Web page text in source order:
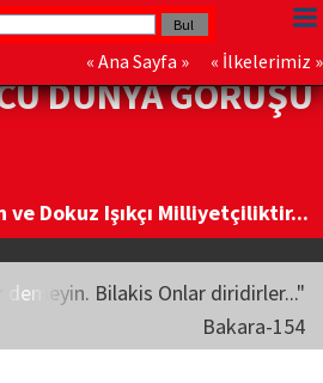
« Ana Sayfa » « İlkelerimiz »
DÜNYA GÖRÜŞÜ
ve Dokuz Işıkçı Milliyetçiliktir...
demeyin. Bilakis Onlar diridirler..."
Bakara-154